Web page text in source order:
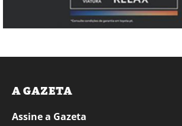
A GAZETA
Assine a Gazeta